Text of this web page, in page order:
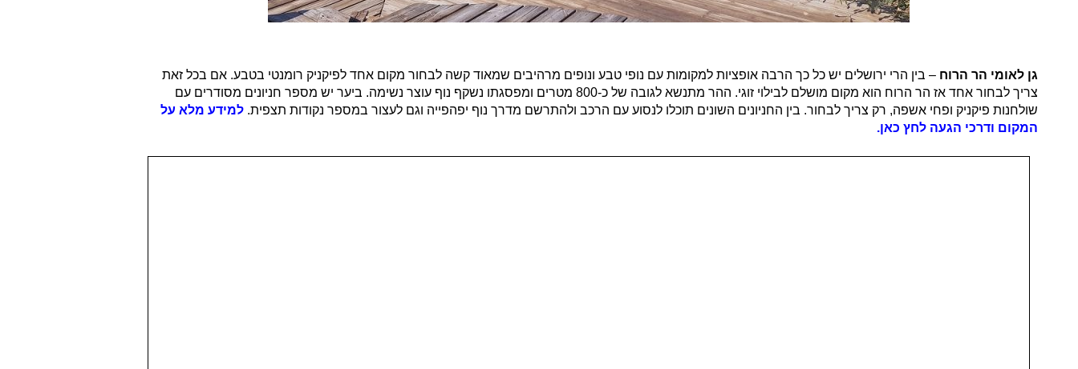
גן לאומי הר הרוח – בין הרי ירושלים יש כל כך הרבה אופציות למקומות עם נופי טבע ונופים מרהיבים שמאוד קשה לבחור מקום אחד לפיקניק רומנטי בטבע. אם בכל זאת
צריך לבחור אחד אז הר הרוח הוא מקום מושלם לבילוי זוגי. ההר מתנשא לגובה של כ-800 מטרים ומפסגתו נשקף נוף עוצר נשימה. ביער יש מספר חניונים מסודרים עם
שולחנות פיקניק ופחי אשפה, רק צריך לבחור. בין החניונים השונים תוכלו לנסוע עם הרכב ולהתרשם מדרך נוף יפהפייה וגם לעצור במספר נקודות תצפית. למידע מלא על
המקום ודרכי הגעה לחץ כאן.